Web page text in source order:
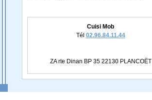
Cuisi Mob
Tél 02.96.84.11.44
ZA rte Dinan BP 35 22130 PLANCOËT